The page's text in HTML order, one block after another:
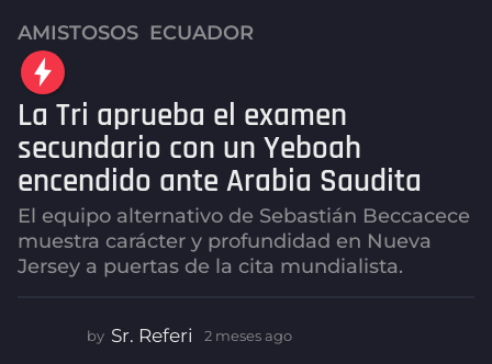
2
m
e
e
s
a
g
o
2
AMISTOSOS ,ECUADOR
La Tri aprueba el examen
secundario con un Yeboah
encendido ante Arabia Saudita
El equipo alternativo de Sebastián Beccacece
muestra carácter y profundidad en Nueva
Jersey a puertas de la cita mundialista.
by Sr. Referi 2 meses ago